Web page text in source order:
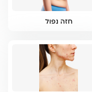
חזה נפול